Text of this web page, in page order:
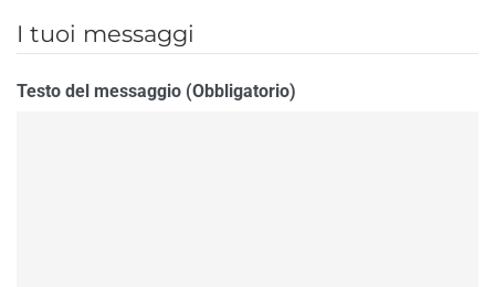
I tuoi messaggi
Testo del messaggio (Obbligatorio)